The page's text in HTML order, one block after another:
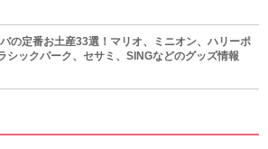
バの定番お土産33選！マリオ、ミニオン、ハリーポ
シックパーク、セサミ、SINGなどのグッズ情報